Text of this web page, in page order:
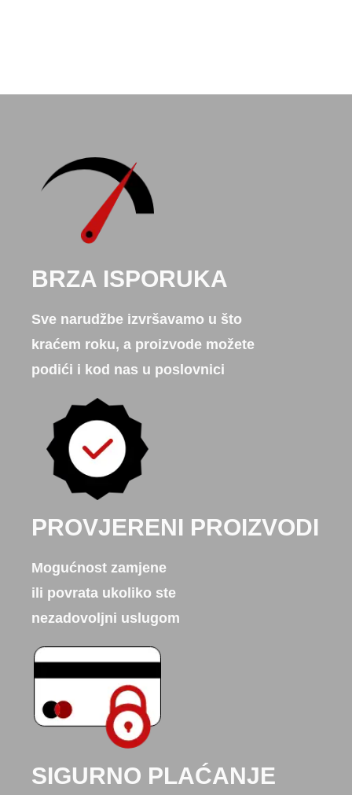
BRZA ISPORUKA
Sve narudžbe izvršavamo u što
kraćem roku, a proizvode možete
podići i kod nas u poslovnici
PROVJERENI PROIZVODI
Mogućnost zamjene
ili povrata ukoliko ste
nezadovoljni uslugom
SIGURNO PLAĆANJE